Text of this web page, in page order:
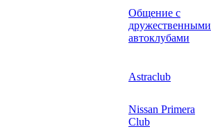
Общение с
дружественными
автоклубами
Astraclub
Nissan Primera
Club